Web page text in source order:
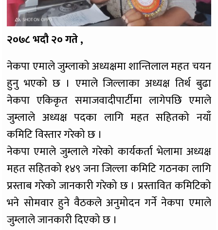
२०७८ भदौ २० गते ,
नेकपा एमाले जुम्लाको अध्यक्षमा शान्तिलाल महत चयन
हुनु भएको छ । एमाले जिल्लाका अध्यक्ष तिर्थ बुढा
नेकपा एकिकृत समाजवादीपार्टीमा लागेपछि एमाले
जुम्लाले अध्यक्ष पदका लागि महत सहितको नयाँ
कमिटि विस्तार गरेको छ ।
नेकपा एमाले जुम्लाले गरेको कार्यकर्ता भेलामा अध्यक्ष
महत सहितको १४९ जना जिल्ला कमिटि गठनका लागि
प्रस्ताब गरेको जानकारी गरेको छ । प्रस्तावित कमिटिको
भने सोमवार हुने वैठकले अनुमोदन गर्ने नेकपा एमाले
जुम्लाले जानकारी दिएको छ ।